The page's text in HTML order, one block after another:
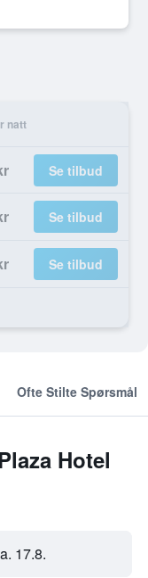
natt
Se tilbud
Se tilbud
Se tilbud
Ofte Stilte Spørsmål
Hotel
17.8.